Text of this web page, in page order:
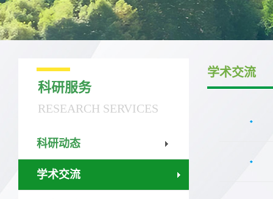
科研服务
RESEARCH SERVICES
科研动态
学术交流
学术交流